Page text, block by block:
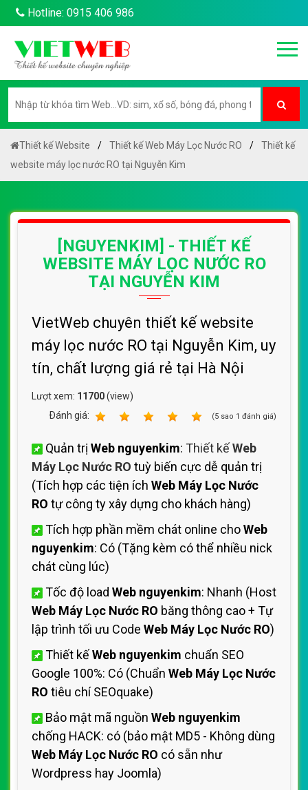
Hotline: 0915 406 986
Thiết kế Website Thiết kế Web Máy Lọc Nước RO
Thiết kế
website máy lọc nước RO tại Nguyễn Kim
[NGUYENKIM] - THIẾT KẾ
WEBSITE MÁY LỌC NƯỚC RO
TẠI NGUYỄN KIM
VietWeb chuyên thiết kế website
máy lọc nước RO tại Nguyễn Kim, uy
tín, chất lượng giá rẻ tại Hà Nội
Lượt xem: 11700(view)
Ðánh giá:
(5 sao 1 đánh giá)
Quản trị Web nguyenkim: Thiết kếWeb
Máy Lọc Nước RO tuỳ biến cực dễ quản trị
(Tích hợp các tiện ích Web Máy Lọc Nước
RO tự công ty xây dựng cho khách hàng)
Tích hợp phần mềm chát online choWeb
nguyenkim: Có (Tặng kèm có thể nhiều nick
chát cùng lúc)
Tốc độ load Web nguyenkim: Nhanh (Host
Web Máy Lọc Nước RO băng thông cao + Tự
lập trình tối ưu Code Web Máy Lọc Nước RO)
Thiết kếWeb nguyenkim chuẩn SEO
Google 100%: Có (Chuẩn Web Máy Lọc Nước
RO tiêu chí SEOquake)
Bảo mật mã nguồn Web nguyenkim
chống HACK: có (bảo mật MD5 - Không dùng
Web Máy Lọc Nước RO có sẵn như
Wordpress hay Joomla)